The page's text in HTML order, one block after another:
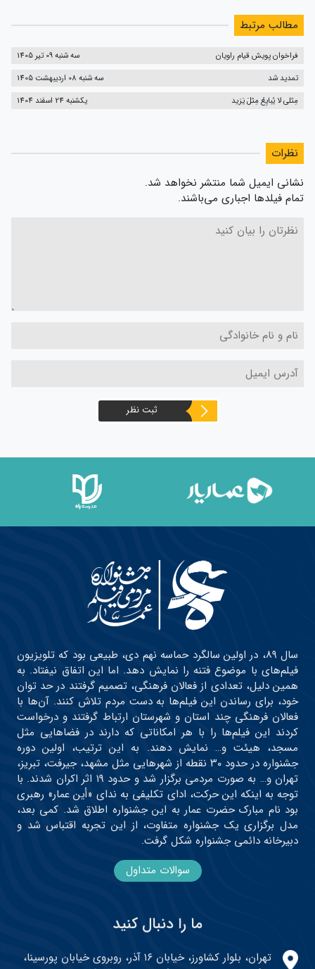
مطالب مرتبط
فراخوان پویش قیام راویان
سه شنبه 09 تیر 1405
تمدید شد
سه شنبه 08 اردیبهشت 1405
مِثلی لا یُبایِعُ مِثلَ یَزید
یکشنبه 24 اسفند 1404
نظرات
نشانی ایمیل شما منتشر نخواهد شد.
تمام فیلدها اجباری می‌باشند.
ثبت نظر
سال ۸۹، در اولین سالگرد حماسه نهم دی، طبیعی بود که تلویزیون
فیلم‌های با موضوع فتنه را نمایش دهد. اما این اتفاق نیفتاد. به
همین دلیل، تعدادی از فعالان فرهنگی، تصمیم گرفتند در حد توان
خود، برای رساندن این فیلم‌ها به دست مردم تلاش کنند. آن‌ها با
فعالان فرهنگی چند استان و شهرستان ارتباط گرفتند و درخواست
کردند این فیلم‌ها را با هر امکاناتی که دارند در فضاهایی مثل
مسجد، هیئت و… نمایش دهند. به این ترتیب، اولین دوره
جشنواره در حدود ۳۰ نقطه از شهرهایی مثل مشهد، جیرفت، تبریز،
تهران و… به صورت مردمی برگزار شد و حدود ۱۹ اثر اکران شدند. با
توجه به اینکه این حرکت، ادای تکلیفی به ندای «أین عمار» رهبری
بود نام مبارک حضرت عمار به این جشنواره اطلاق شد. کمی بعد،
مدل برگزاری یک جشنواره متفاوت، از این تجربه اقتباس شد و
دبیرخانه دائمی جشنواره شکل گرفت.
سوالات متداول
ما را دنبال کنید
تهران، بلوار کشاورز، خیابان ۱۶ آذر، روبروی خیابان پورسینا،